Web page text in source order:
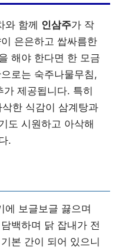
와 함께 인삼주가 작
은은하고 쌉싸름한
해야 한다면 한 모금
로는 숙주나물무침,
제공됩니다. 특히
한 식감이 삼계탕과
도 시원하고 아삭해
.
에 보글보글 끓으며
백하며 닭 잡내가 전
본 간이 되어 있으니